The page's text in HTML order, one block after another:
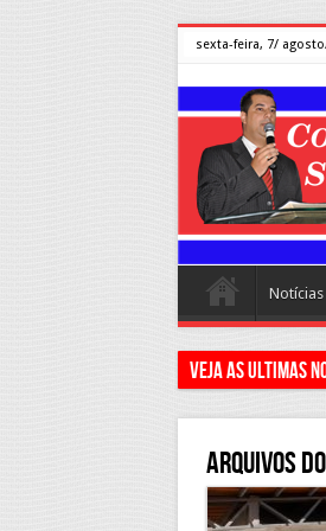
sexta-feira, 7/
Veja as ultimas
Arquivos